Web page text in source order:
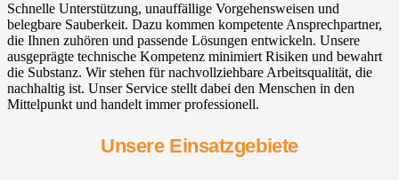
Schnelle Unterstützung, unauffällige Vorgehensweisen und
belegbare Sauberkeit. Dazu kommen kompetente Ansprechpartner,
die Ihnen zuhören und passende Lösungen entwickeln. Unsere
ausgeprägte technische Kompetenz minimiert Risiken und bewahrt
die Substanz. Wir stehen für nachvollziehbare Arbeitsqualität, die
nachhaltig ist. Unser Service stellt dabei den Menschen in den
Mittelpunkt und handelt immer professionell.
Unsere Einsatzgebiete